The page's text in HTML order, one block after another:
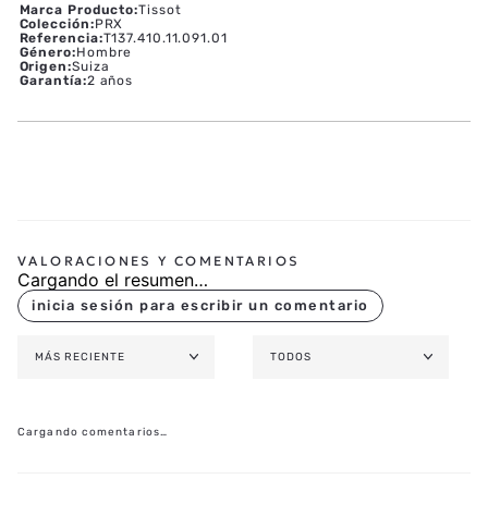
Marca Producto:Tissot
Colección:PRX
Referencia:T137.410.11.091.01
Género:Hombre
Origen:Suiza
Garantía:2 años
Cargando el resumen…
MÁS RECIENTE TODOS
Cargando comentarios…